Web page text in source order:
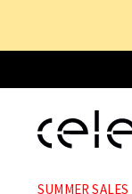
SUMMER SALES